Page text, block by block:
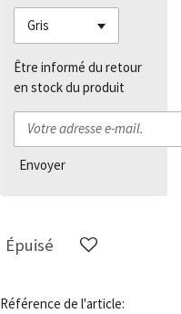
Être informé du retour
en stock du produit
Envoyer
Épuisé
Référence de l'article: